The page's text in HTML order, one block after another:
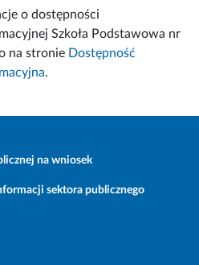
o dostępności
Szkoła Podstawowa nr
na stronie Dostępność
.
na wniosek
sektora publicznego